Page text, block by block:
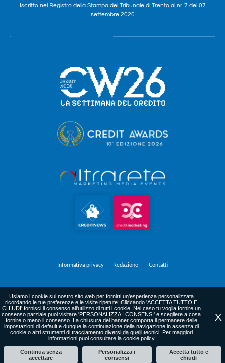
Iscritto nel Registro della Stampa del Tribunale di Trento al nr. 7 del 07
settembre 2020
Informativa privacy – Redazione – Contatti
Informativa cookie
web agency: altrarete.com
X
Usiamo i cookie sul nostro sito web per fornirti un'esperienza personalizzata
ricordando le tue preferenze e le visite ripetute. Cliccando 'ACCETTA TUTTO E
CHIUDI' fornisci il consenso all'utilizzo di tutti i cookie. Nel caso tu voglia fornire un
consenso parziale puoi visitare 'PERSONALIZZA I CONSENSI' e scegliere a cosa
fornire o meno il consenso. La chiusura del banner comporta il permanere delle
impostazioni di default e dunque la continuazione della navigazione in assenza di
cookie o altri strumenti di tracciamento diversi da quelli tecnici. Per maggiori
informazioni puoi consultare la cookie policy
Continua senza
accettare
Personalizza i
consensi
Accetta tutto e
chiudi